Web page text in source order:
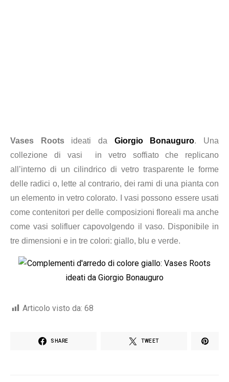
Vases Rootsideati da Giorgio Bonauguro. Una
collezione di vasi in vetro soffiato che replicano
all’interno di un cilindrico di vetro trasparente le forme
delle radici o, lette al contrario, dei rami di una pianta con
un elemento in vetro colorato. I vasi possono essere usati
come contenitori per delle composizioni floreali ma anche
come vasi solifluer capovolgendo il vaso. Disponibile in
tre dimensioni e in tre colori: giallo, blu e verde.
Articolo visto da: 68
SHARE TWEET